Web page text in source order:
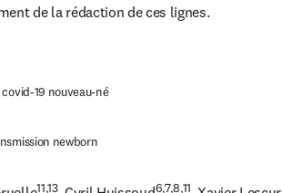
de la rédaction de ces lignes.
Coronavirus SARS-CoV-2 grossesse transmission materno-fœtale covid-19 nouveau-né
newborn
11,13 6,7,8,11